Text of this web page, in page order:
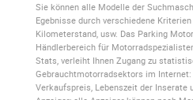
Sie können alle Modelle der
Egebnisse durch verschiedene
Kilometerstand, usw. Das Parking
Händlerbereich für
Stats, verleiht Ihnen Zugang zu
Gebrauchtmotorradsektors im
Verkaufspreis, Lebenszeit der Inserate